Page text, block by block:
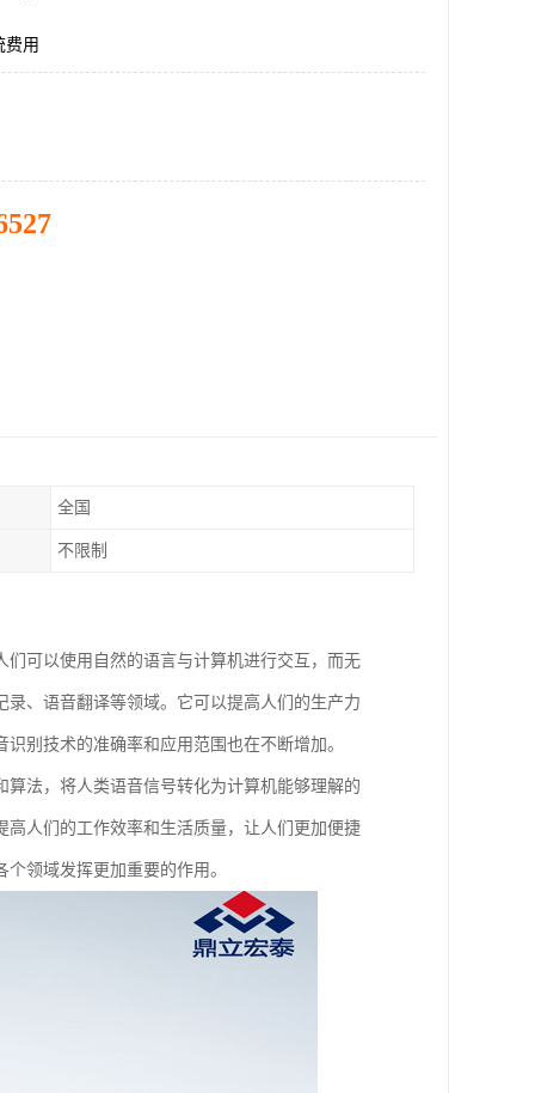
费用
全国
不限制
可以使用自然的语言与计算机进行交互，而无
、语音翻译等领域。它可以提高人们的生产力
别技术的准确率和应用范围也在不断增加。
法，将人类语音信号转化为计算机能够理解的
人们的工作效率和生活质量，让人们更加便捷
领域发挥更加重要的作用。